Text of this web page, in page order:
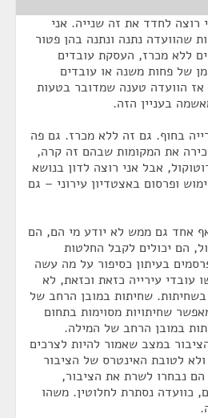
רוצה לחדד את זה שנייה. אני
שהוועדה נתנה ונתנה בהן פטור
ללא מכרז, העסקת עובדים
של פחות משנה או עובדים
אז הוועדה טענה שמדובר בטעות
בעניין הזה.
בחוף. גם זה ללא מכרז. גם פה
את המקומות שבהם זה קרה,
אבל אני רוצה לדון בנושא
ופרסום באצטדיון עירוני – גם
אחד גם ממש לא יודע מי הם, הם
הם יכולים לקבל החלטות
בעיתון כסיפור על מה עשה
עובדי עירייה כזאת וכזאת, לא
שחיתות במובן הרחב של
שחיתויות מסוימות בתחום
במובן הרחב של המילה.
במצב שאמור להיות לצרכים
ולא לטובת האינטרס של הציבור
נבחרו לשרת את הציבור,
כוועדה נסתרת לחלוטין. משהו